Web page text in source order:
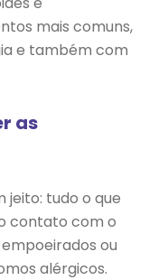
mais comuns,
e também com
as
jeito: tudo o que
contato com o
ou
alérgicos.